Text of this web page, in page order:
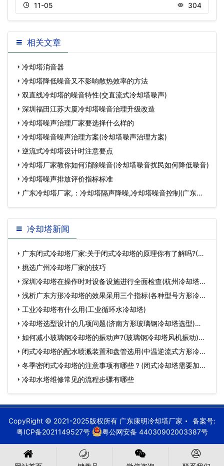
11-05 304
相关文章
冷却塔消音器
冷却塔降低噪音又不影响散热效率的方法
双直线冷却塔的噪音特性(交直流式冷却塔噪声)
深圳福田江苏大厦冷却塔噪音治理升级改造
冷却塔噪声治理厂家要选择什么样的
冷却塔噪音噪声治理方案(冷却塔噪声治理方案)
逆流式冷却塔设计时注意要点
冷却塔厂家教你如何消除噪音(冷却塔噪音扰民如何降低噪音)
冷却塔噪声排放评价指标标准
广东冷却塔厂家,：冷却塔隔声降噪,冷却塔噪音控制(广东冷
却塔
冷却塔新闻
广东闭式冷却塔厂家:关于闭式冷却塔的原理你有了解吗?(广
东…挑选广州冷却塔厂家的技巧
深圳冷却塔在操作时对设备设施进行全面检查(杭州冷却塔安
装…浅析广东方形冷却塔的效果采用三个指标(各种型号方形冷却
塔…工业冷却塔有什么用(工业循环水冷却塔)
冷却塔选型设计的几项问题(济南方形玻璃钢冷却塔选型)…
如何减小玻璃钢冷却塔的振动声?(玻璃钢冷却塔风机振动)…
闭式冷却塔的配水喷溅装置和盘管选用(中温逆流式方形冷却
塔…冬季密闭式冷却塔的注意事项有哪些？(闭式冷却塔需要加药
么)…
冷却水塔维修常见的流程步骤有哪些
CopyRight © 2021-2025版权所有 广东康明冷却塔厂家
备案号:
粤ICP备2021149527号
粤公网安备 44030902003387号